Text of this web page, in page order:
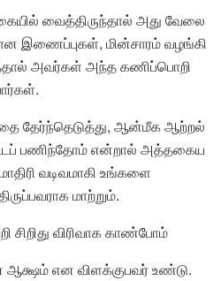
வைத்திருந்தால் அது வேலை
இணைப்புகள், மின்சாரம் வழங்கி
அவர்கள் அந்த கணிப்பொறி
தேர்ந்தெடுத்து, ஆன்மீக ஆற்றல்
பணிந்தோம் என்றால் அத்தகைய
வடிவமாகி உங்களை
மாற்றும்.
சிறிது விரிவாக காண்போம்
ஆக்ஷம் என விளக்குபவர் உண்டு.